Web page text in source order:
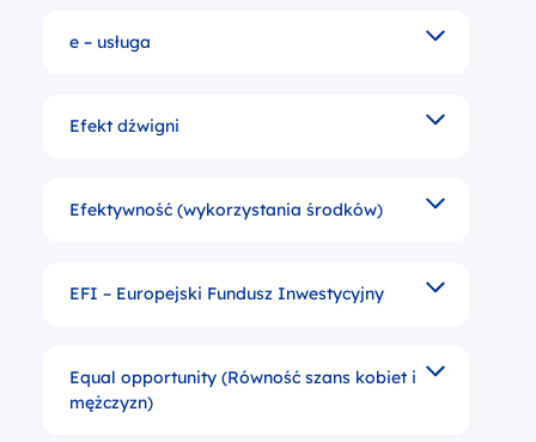
e – usługa
Usługi, których świadczenie odbywa się za
Efekt dźwigni
efekt zachodzący wówczas, gdy wraz z
Efektywność (wykorzystania środków)
kryterium ewaluacyjne porównujące wielkość
EFI – Europejski Fundusz Inwestycyjny
Fundusz powołany w 1994 roku w celu pomocy
Equal opportunity (Równość szans kobiet i
mężczyzn)
jedna z zasad polityki spójności Unii Europejskiej,